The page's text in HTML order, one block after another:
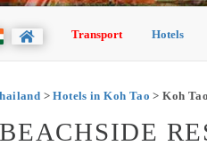
Transport Hotels
>Hotels in Koh Tao > Koh